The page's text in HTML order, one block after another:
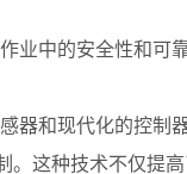
业中的安全性和可靠
和现代化的控制
这种技术不仅提高